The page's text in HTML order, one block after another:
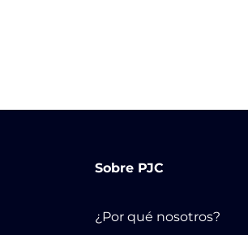
Sobre PJC
¿Por qué nosotros?